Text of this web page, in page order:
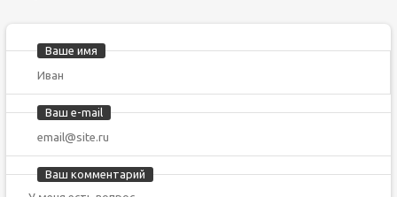
Ваше имя
Ваш e-mail
Ваш комментарий